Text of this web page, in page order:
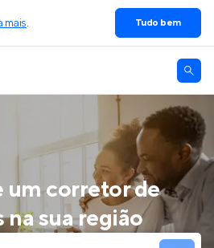
mais. Tudo bem
um corretor de
na sua região